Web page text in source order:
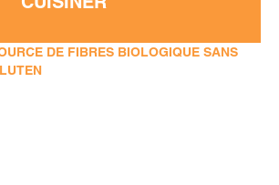
DE FIBRES BIOLOGIQUE SANS